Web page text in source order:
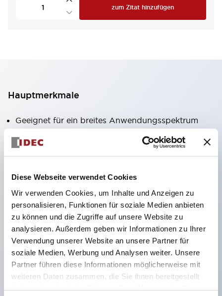
Diese Webseite verwendet Cookies
Wir verwenden Cookies, um Inhalte und Anzeigen zu
personalisieren, Funktionen für soziale Medien anbieten
zu können und die Zugriffe auf unsere Website zu
analysieren. Außerdem geben wir Informationen zu Ihrer
Verwendung unserer Website an unsere Partner für
soziale Medien, Werbung und Analysen weiter. Unsere
Partner führen diese Informationen möglicherweise mit
weiteren Daten zusammen, die Sie ihnen bereitgestellt
haben oder die sie im Rahmen Ihrer Nutzung der Dienste
zum Zitat hinzufügen
Hauptmerkmale
Geeignet für ein breites Anwendungsspektrum
von der Konsumelektronik bis zum FA-Bereich
LED-Beleuchtungseinheit mit integriertem
LED-Lampenkörper
Schutzarten IP40 und IP65 vollständig verfügbar
(IEC 60529)
UL- und CSA-zertifiziert. Entspricht EN (Europa)
Normen. CCC-zertifiziert (außer Anzeigeleuchten).
Mit speziellem Zubehör leicht auf Φ22 Flash-
Silhouette umstellbar